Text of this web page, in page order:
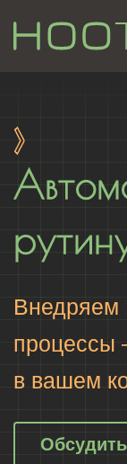
процессы
в вашем
Обсудить